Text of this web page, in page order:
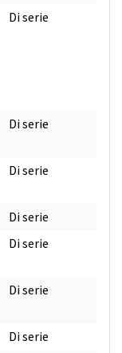
Di serie
Di serie
Di serie
Di serie
Di serie
Di serie
Di serie